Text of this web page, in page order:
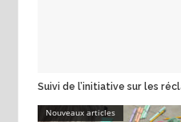
Suivi de l’initiative sur les
Nouveaux articles